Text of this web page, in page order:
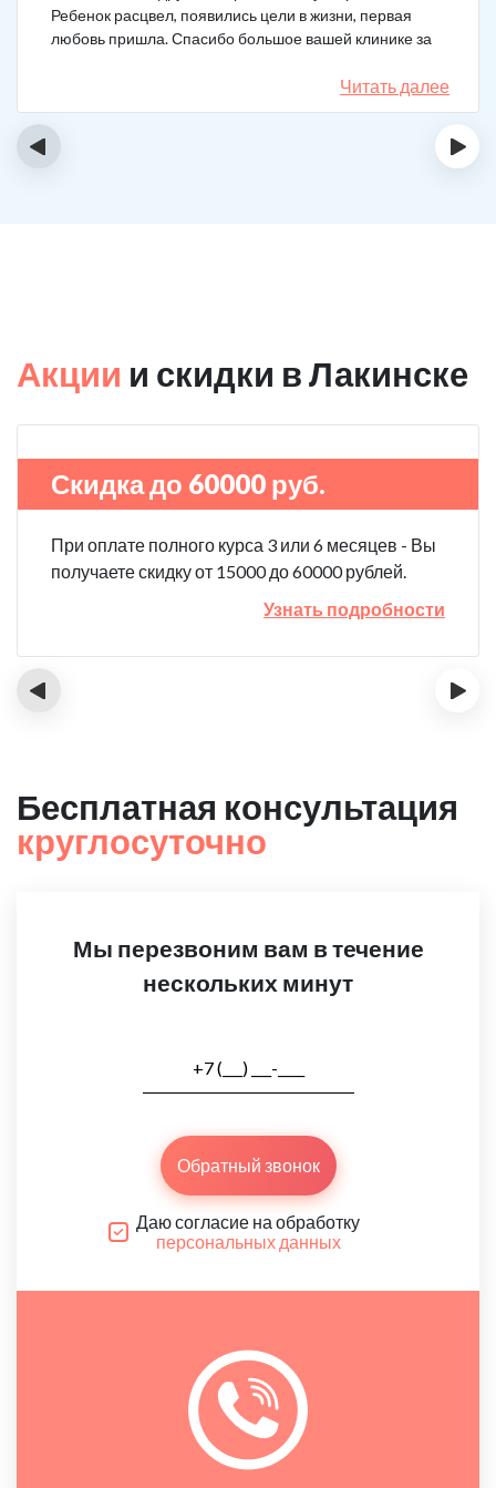
Ребенок расцвел, появились цели в жизни, первая
любовь пришла. Спасибо большое вашей клинике за
Читать далее
‹ ›
Акции и скидки в Лакинске
Скидка до 60000 руб.
При оплате полного курса 3 или 6 месяцев - Вы
получаете скидку от 15000 до 60000 рублей.
Узнать подробности
‹ ›
Бесплатная консультация
круглосуточно
Мы перезвоним вам в течение
нескольких минут
Обратный звонок
Даю согласие на обработку
персональных данных